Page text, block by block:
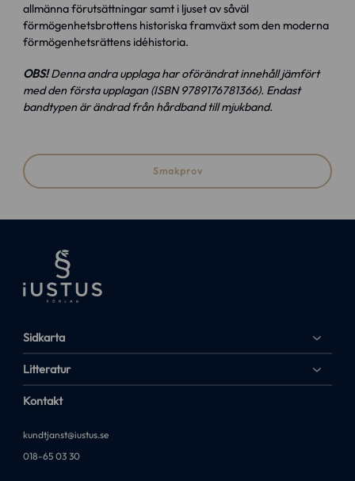
allmänna förutsättningar samt i ljuset av såväl
förmögenhetsbrottens historiska framväxt som den moderna
förmögenhetsrättens idéhistoria.
OBS!Denna andra upplaga har oförändrat innehåll jämfört
med den första upplagan (ISBN 9789176781366). Endast
bandtypen är ändrad från hårdband till mjukband.
Smakprov
Sidkarta
Litteratur
Kontakt
kundtjanst@iustus.se
018-65 03 30